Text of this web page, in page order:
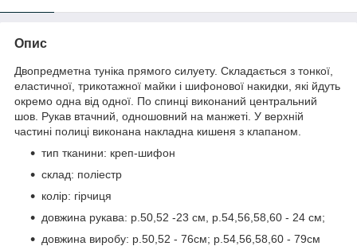
Опис
Двопредметна туніка прямого силуету. Складається з тонкої,
еластичної, трикотажної майки і шифонової накидки, які йдуть
окремо одна від одної. По спинці виконаний центральний
шов. Рукав втачний, одношовний на манжеті. У верхній
частині полиці виконана накладна кишеня з клапаном.
тип тканини: креп-шифон
склад: поліестр
колір: гірчиця
довжина рукава: р.50,52 -23 см, р.54,56,58,60 - 24 см;
довжина виробу: р.50,52 - 76см; р.54,56,58,60 - 79см